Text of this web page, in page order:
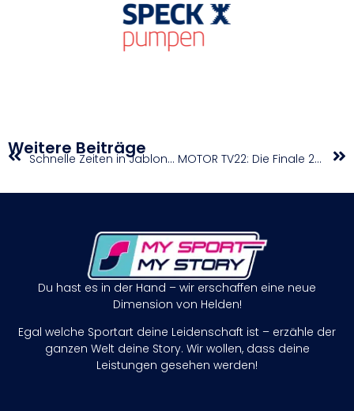
Weitere Beiträge Schnelle Zeiten in Jablonec für Sprinter MOTOR TV22: Die Finale 2WD & 4WD, die Drifts und Interviews beim Eis-Rallycross Zillertal 2024
Du hast es in der Hand – wir erschaffen eine neue
Dimension von Helden!
Egal welche Sportart deine Leidenschaft ist – erzähle der
ganzen Welt deine Story. Wir wollen, dass deine
Leistungen gesehen werden!